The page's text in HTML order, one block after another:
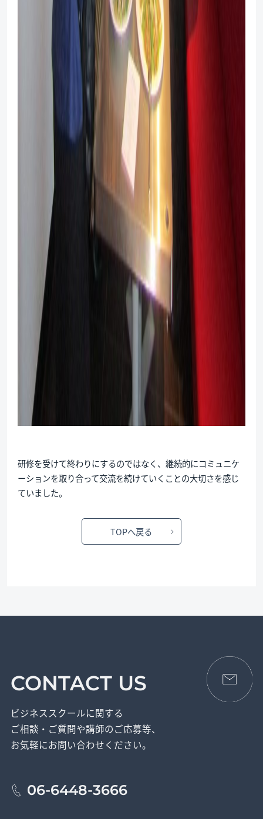
研修を受けて終わりにするのではなく、継続的にコミュニケ
ーションを取り合って交流を続けていくことの大切さを感じ
ていました。
TOPへ戻る
CONTACT US
ビジネススクールに関する
ご相談・ご質問や講師のご応募等、
お気軽にお問い合わせください。
06-6448-3666